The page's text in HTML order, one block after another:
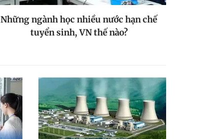
Những ngành học nhiều nước hạn chế
tuyển sinh, VN thế nào?